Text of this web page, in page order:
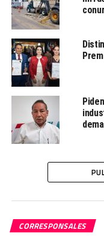
TEMAS RELACIONADOS:
GUBERNATURA
PAN
LE SIGUE
Reactivan apoyos
NO TE PIERDAS
Reforma Educativa
Desde la redacción.
CORRESPONSALES